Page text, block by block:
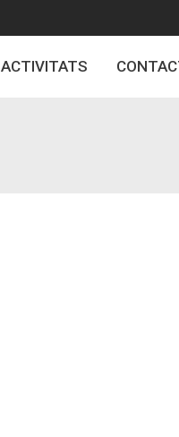
ACTIVITATS